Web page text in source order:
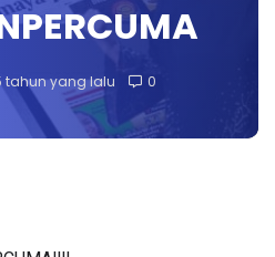
tahun yang lalu 0